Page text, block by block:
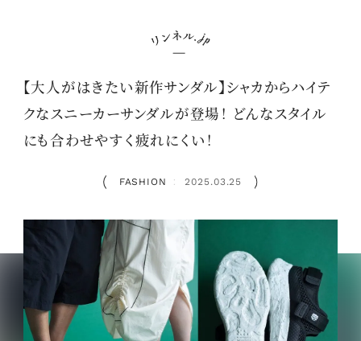
【大人がはきたい新作サンダル】シャカからハイテ
クなスニーカーサンダルが登場！ どんなスタイル
にも合わせやすく疲れにくい！
FASHION ： 2025.03.25